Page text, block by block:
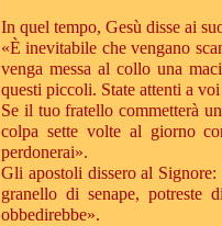
In quel tempo, Gesù disse ai
«È inevitabile che vengano
venga messa al collo una
questi piccoli. State attenti a voi
Se il tuo fratello commetterà
colpa sette volte al giorno
perdonerai».
Gli apostoli dissero al
granello di senape, potreste
obbedirebbe».